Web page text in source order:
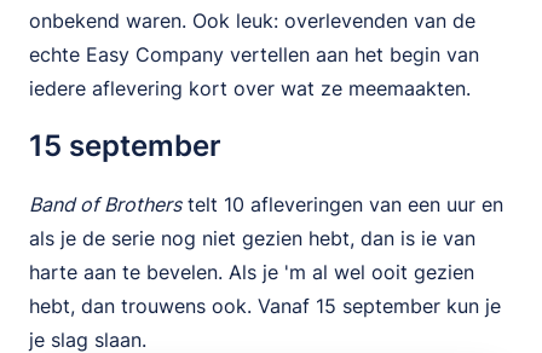
onbekend waren. Ook leuk: overlevenden van de
echte Easy Company vertellen aan het begin van
iedere aflevering kort over wat ze meemaakten.
15 september
Band of Brotherstelt 10 afleveringen van een uur en
als je de serie nog niet gezien hebt, dan is ie van
harte aan te bevelen. Als je 'm al wel ooit gezien
hebt, dan trouwens ook. Vanaf 15 september kun je
je slag slaan.